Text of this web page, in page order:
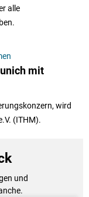
alle
mit
wird
(ITHM).
und